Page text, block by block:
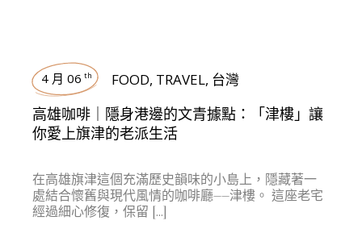
4 月 06 th FOOD, TRAVEL, 台灣
高雄咖啡｜隱身港邊的文青據點：「津樓」讓
你愛上旗津的老派生活
在高雄旗津這個充滿歷史韻味的小島上，隱藏著一
處結合懷舊與現代風情的咖啡廳——津樓。 這座老宅
經過細心修復，保留 […]